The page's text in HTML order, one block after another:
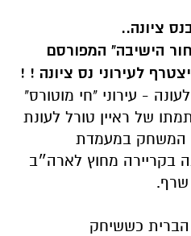
הישיבה" המפורסם
לעירוני נס ציונה ! !
- עירוני "חי מוטורס"
של ראיין טורל לעונת
25. טורל (25, 2.01) המשחק במעמדת
בקריירה מחוץ לארה״ב
שרף.
כששיחק